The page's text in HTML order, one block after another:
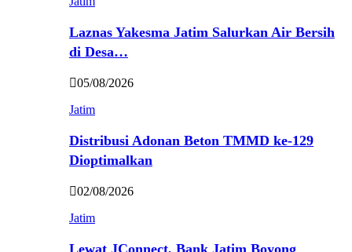
Laznas Yakesma Jatim Salurkan Air Bersih
di Desa…
05/08/2026
Jatim
Distribusi Adonan Beton TMMD ke-129
Dioptimalkan
02/08/2026
Jatim
Lewat JConnect, Bank Jatim Boyong